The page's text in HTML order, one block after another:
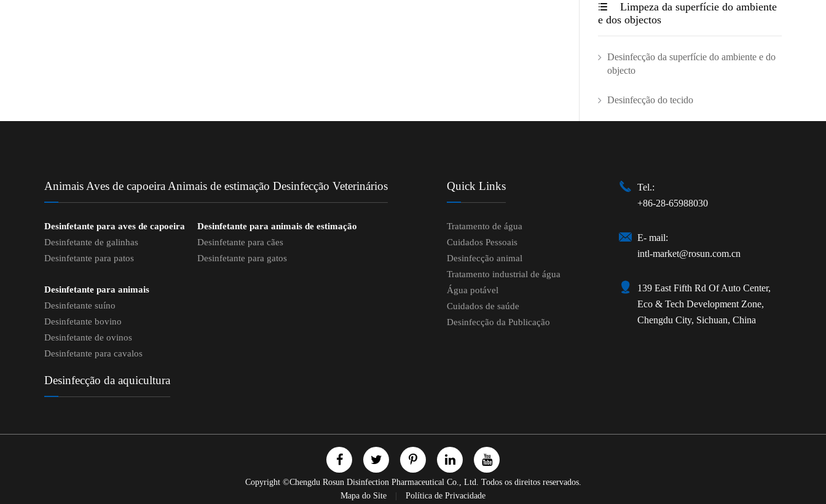

Limpeza da superfície do ambiente
e dos objectos
Desinfecção da superfície do ambiente e do
objecto
Desinfecção do tecido
Animais Aves de capoeira Animais de estimação Desinfecção Veterinários
Desinfetante para aves de capoeira
Desinfetante de galinhas
Desinfetante para patos
Desinfetante para animais de estimação
Desinfetante para cães
Desinfetante para gatos
Desinfetante para animais
Desinfetante suíno
Desinfetante bovino
Desinfetante de ovinos
Desinfetante para cavalos
Desinfecção da aquicultura
Quick Links
Tratamento de água
Cuidados Pessoais
Desinfecção animal
Tratamento industrial de água
Água potável
Cuidados de saúde
Desinfecção da Publicação

Tel.:
+86-28-65988030
 E- mail:
intl-market@rosun.com.cn

139 East Fifth Rd Of Auto Center,
Eco & Tech Development Zone,
Chengdu City, Sichuan, China
Copyright ©Chengdu Rosun Disinfection Pharmaceutical Co., Ltd. Todos os direitos reservados.
Mapa do Site
Política de Privacidade